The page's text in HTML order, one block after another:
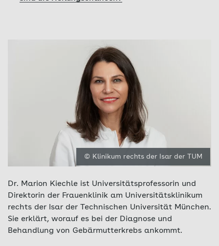
© Klinikum rechts der Isar der TUM
Dr. Marion Kiechle ist Universitätsprofessorin und
Direktorin der Frauenklinik am Universitätsklinikum
rechts der Isar der Technischen Universität München.
Sie erklärt, worauf es bei der Diagnose und
Behandlung von Gebärmutterkrebs ankommt.